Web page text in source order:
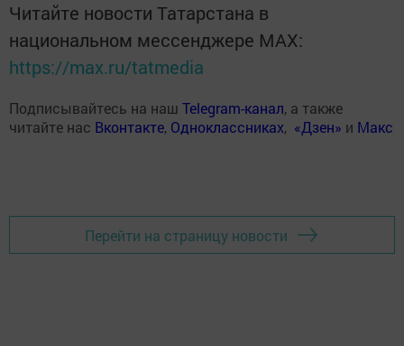
Читайте новости Татарстана в
национальном мессенджере MАХ:
https://max.ru/tatmedia
Подписывайтесь на наш Telegram-канал, а также
читайте нас Вконтакте, Одноклассниках, «Дзен» и Макс
Перейти на страницу новости